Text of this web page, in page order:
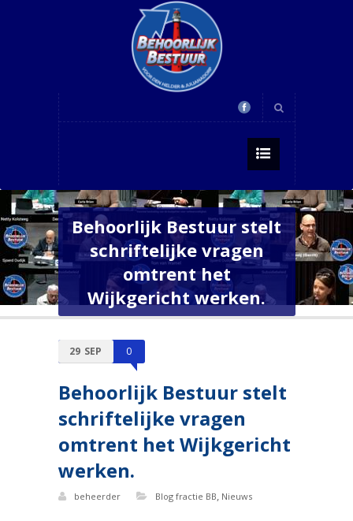
Behoorlijk Bestuur stelt
schriftelijke vragen
omtrent het
Wijkgericht werken.
29 SEP 0
Behoorlijk Bestuur stelt
schriftelijke vragen
omtrent het Wijkgericht
werken.
beheerder Blog fractie BB, Nieuws